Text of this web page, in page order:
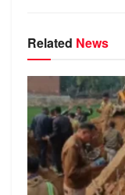
Related News